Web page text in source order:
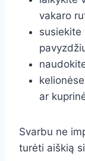
vakaro
susiekite
ar
Svarbu ne
turėti aiškią